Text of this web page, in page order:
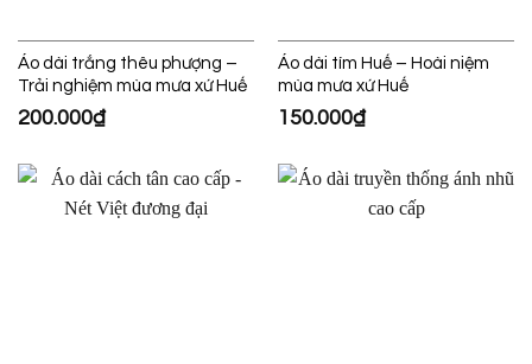
Áo dài trắng thêu phượng –
Trải nghiệm mùa mưa xứ Huế
200.000₫
Áo dài tím Huế – Hoài niệm
mùa mưa xứ Huế
150.000₫